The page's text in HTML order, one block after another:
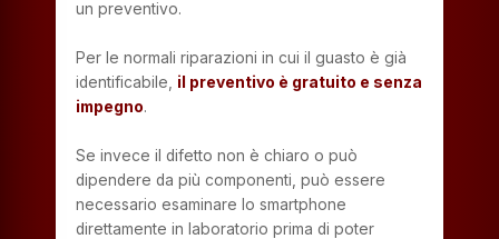
un preventivo.
Per le normali riparazioni in cui il guasto è già
identificabile, il preventivo è gratuito e senza
impegno.
Se invece il difetto non è chiaro o può
dipendere da più componenti, può essere
necessario esaminare lo smartphone
direttamente in laboratorio prima di poter